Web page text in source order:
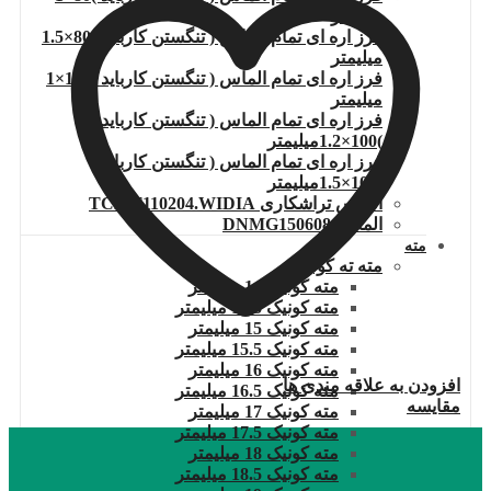
میلیمتر
فرز اره ای تمام الماس ( تنگستن کارباید )80×1.5
میلیمتر
فرز اره ای تمام الماس ( تنگستن کارباید )100×1
میلیمتر
فرز اره ای تمام الماس ( تنگستن کارباید
)100×1.2میلیمتر
فرز اره ای تمام الماس ( تنگستن کارباید
الماس تراشکاری TCMT110204.WIDIA
الماس DNMG150608
مته
مته ته کونیک
مته کونیک 14 میلیمتر
مته کونیک 14.5 میلیمتر
مته کونیک 15 میلیمتر
مته کونیک 15.5 میلیمتر
مته کونیک 16 میلیمتر
مته کونیک 16.5 میلیمتر
مته کونیک 17 میلیمتر
مته کونیک 17.5 میلیمتر
مته کونیک 18 میلیمتر
مته کونیک 18.5 میلیمتر
افزودن به علاقه مندی ها
مقایسه